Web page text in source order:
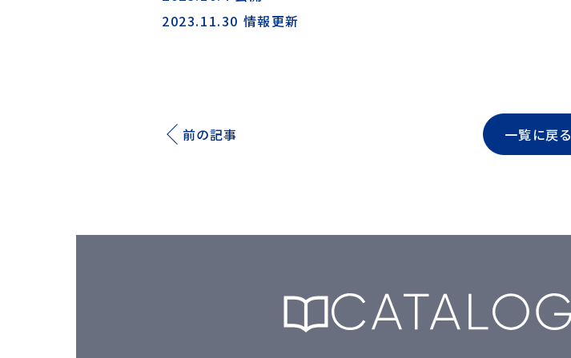
2023.11.30 情報更新
前の記事 一覧に戻る